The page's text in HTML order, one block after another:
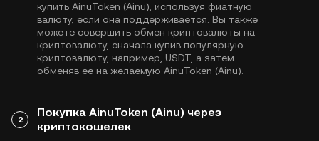
купить AinuToken (Ainu), используя фиатную
валюту, если она поддерживается. Вы также
можете совершить обмен криптовалюты на
криптовалюту, сначала купив популярную
криптовалюту, например, USDT , а затем
обменяв ее на желаемую AinuToken (Ainu).
2
Покупка AinuToken (Ainu) через
криптокошелек